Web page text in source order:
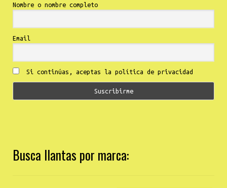
Nombre o nombre completo
Email
Si continúas, aceptas la política de privacidad
Busca llantas por marca: